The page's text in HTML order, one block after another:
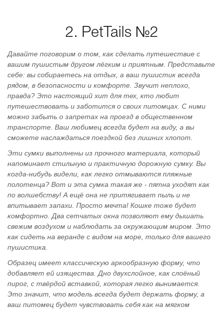
2. PetTails №2
Давайте поговорим о том, как сделать путешествие с
вашим пушистым другом лёгким и приятным. Представьте
себе: вы собираетесь на отдых, а ваш пушистик всегда
рядом, в безопасности и комфорте. Звучит неплохо,
правда? Это настоящий хит для тех, кто любит
путешествовать и заботится о своих питомцах. С ними
можно забыть о запретах на проезд в общественном
транспорте. Ваш любимец всегда будет на виду, а вы
сможете наслаждаться поездкой без лишних хлопот.
Эти сумки выполнены из прочного материала, который
напоминает стильную и практичную дорожную сумку. Вы
когда-нибудь видели, как легко отмываются пляжные
полотенца? Вот и эта сумка такая же - пятна уходят как
по волшебству! А ещё она не притягивает пыль и не
впитывает запахи. Просто мечта! Кошке тоже будет
комфортно. Два сетчатых окна позволяют ему дышать
свежим воздухом и наблюдать за окружающим миром. Это
как сидеть на веранде с видом на море, только для вашего
пушистика.
Образец имеет классическую аркообразную форму, что
добавляет ей изящества. Дно двухслойное, как слоёный
пирог, с твёрдой вставкой, которая легко вынимается.
Это значит, что модель всегда будет держать форму, а
ваш питомец будет чувствовать себя как на мягком